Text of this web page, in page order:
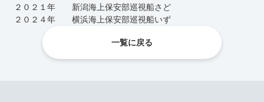
２０２１年 新潟海上保安部巡視船さど
２０２４年 横浜海上保安部巡視船いず
一覧に戻る